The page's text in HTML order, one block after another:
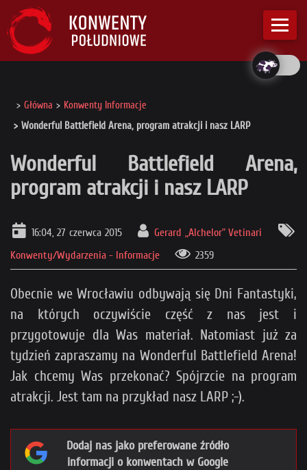
Główna
Konwenty Informacje
Wonderful Battlefield Arena, program atrakcji i nasz LARP
Wonderful Battlefield Arena,
program atrakcji i nasz LARP
16:04, 27 czerwca 2015
Gerard „Alchelor” Vetinari
Konwenty/Wydarzenia - Informacje
2359
Obecnie we Wrocławiu odbywają się Dni Fantastyki,
na których oczywiście część z nas jest i
przygotowuje dla Was materiał. Natomiast już za
tydzień zapraszamy na Wonderful Battlefield Arena!
Jak chcemy Was przekonać? Spójrzcie na program
atrakcji. Jest tam na przykład nasz LARP ;-).
Dodaj nas jako preferowane źródło
informacji o konwentach w Google